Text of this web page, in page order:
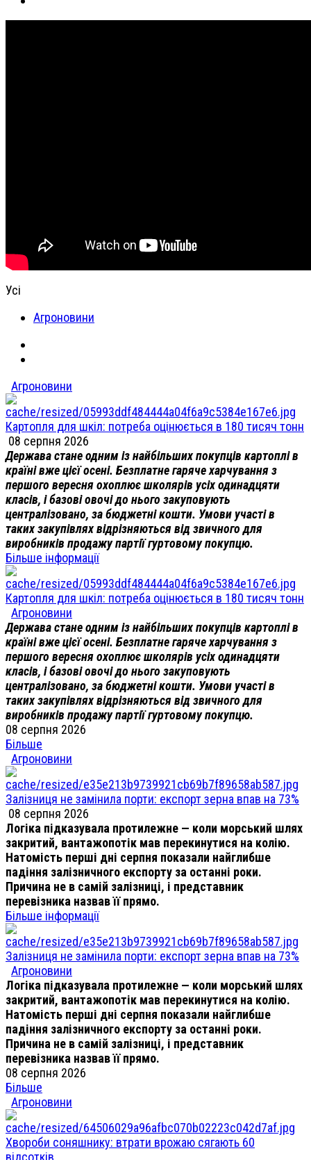
Усі
Агроновини
Агроновини
Картопля для шкіл: потреба оцінюється в 180 тисяч тонн
08 серпня 2026
Держава стане одним із найбільших покупців картоплі в
країні вже цієї осені. Безплатне гаряче харчування з
першого вересня охоплює школярів усіх одинадцяти
класів, і базові овочі до нього закуповують
централізовано, за бюджетні кошти. Умови участі в
таких закупівлях відрізняються від звичного для
виробників продажу партії гуртовому покупцю.
Більше інформації
Картопля для шкіл: потреба оцінюється в 180 тисяч тонн
Агроновини
Держава стане одним із найбільших покупців картоплі в
країні вже цієї осені. Безплатне гаряче харчування з
першого вересня охоплює школярів усіх одинадцяти
класів, і базові овочі до нього закуповують
централізовано, за бюджетні кошти. Умови участі в
таких закупівлях відрізняються від звичного для
виробників продажу партії гуртовому покупцю.
08 серпня 2026
Більше
Агроновини
Залізниця не замінила порти: експорт зерна впав на 73%
08 серпня 2026
Логіка підказувала протилежне — коли морський шлях
закритий, вантажопотік мав перекинутися на колію.
Натомість перші дні серпня показали найглибше
падіння залізничного експорту за останні роки.
Причина не в самій залізниці, і представник
перевізника назвав її прямо.
Більше інформації
Залізниця не замінила порти: експорт зерна впав на 73%
Агроновини
Логіка підказувала протилежне — коли морський шлях
закритий, вантажопотік мав перекинутися на колію.
Натомість перші дні серпня показали найглибше
падіння залізничного експорту за останні роки.
Причина не в самій залізниці, і представник
перевізника назвав її прямо.
08 серпня 2026
Більше
Агроновини
Хвороби соняшнику: втрати врожаю сягають 60
відсотків